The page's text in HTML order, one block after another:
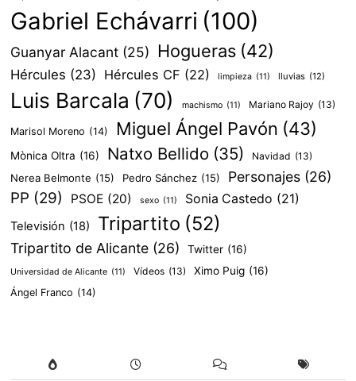
Gabriel Echávarri (100)
Guanyar Alacant (25) Hogueras (42)
Hércules (23) Hércules CF (22) limpieza (11) lluvias (12)
Luis Barcala (70) machismo (11) Mariano Rajoy (13)
Marisol Moreno (14) Miguel Ángel Pavón (43)
Mònica Oltra (16) Natxo Bellido (35) Navidad (13)
Nerea Belmonte (15) Pedro Sánchez (15) Personajes (26)
PP (29) PSOE (20) sexo (11) Sonia Castedo (21)
Televisión (18) Tripartito (52)
Tripartito de Alicante (26) Twitter (16)
Universidad de Alicante (11) Vídeos (13) Ximo Puig (16)
Ángel Franco (14)